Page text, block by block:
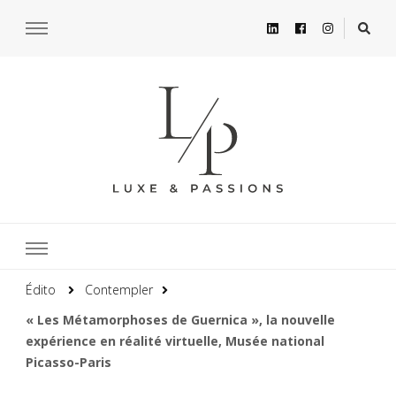
Édito
Contempler
« Les Métamorphoses de Guernica », la nouvelle
expérience en réalité virtuelle, Musée national
Picasso-Paris